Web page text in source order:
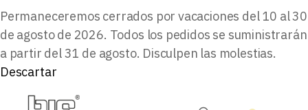
Permaneceremos cerrados por vacaciones del 10 al 30
de agosto de 2026. Todos los pedidos se suministrarán
a partir del 31 de agosto. Disculpen las molestias.
Descartar